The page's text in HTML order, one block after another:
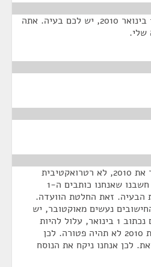
בסדר. אבל אם יהיה כתוב 1 בינואר 2010, יש לכם בעיה. אתה
שלי.
בסדר. אנחנו החלטנו לפטור את 2010, לא רטרואקטיבית
מ-2009 או מ-2002. אנחנו חשבנו שאנחנו כותבים ה-1
פתרנו את הבעיה. זאת החלטת הוועדה.
נעשים מאוקטובר, יש
בעיה ומכיוון שיש בעיה, אם נכתוב 1 בינואר, עלול להיות
מצב שחלק או אפילו כל שנת 2010 לא תהיה פטורה. לכן
לכן אנחנו ניקח את הנוסח